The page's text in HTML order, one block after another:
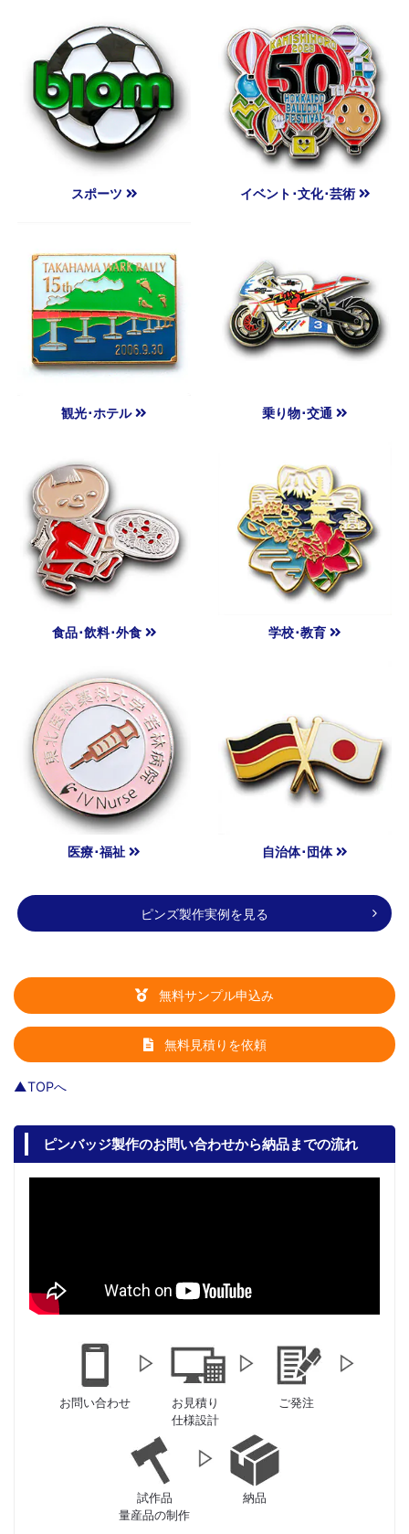
スポーツ イベント･文化･芸術
観光･ホテル 乗り物･交通
食品･飲料･外食 学校･教育
医療･福祉 自治体･団体
ピンズ製作実例を見る
無料サンプル申込み
無料見積りを依頼
▲TOPへ
ピンバッジ製作のお問い合わせから納品までの流れ
お問い合わせ
お見積り
仕様設計
ご発注
試作品
量産品の制作
納品